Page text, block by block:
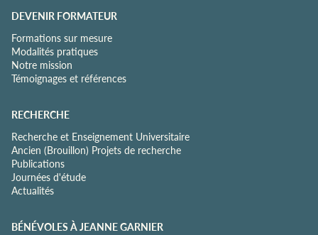
DEVENIR FORMATEUR
Formations sur mesure
Modalités pratiques
Notre mission
Témoignages et références
RECHERCHE
Recherche et Enseignement Universitaire
Ancien (Brouillon) Projets de recherche
Publications
Journées d'étude
Actualités
BÉNÉVOLES À JEANNE GARNIER